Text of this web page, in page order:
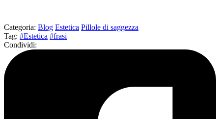
Categoria: Blog Estetica Pillole di saggezza
Tag: #Estetica #frasi
Condividi: